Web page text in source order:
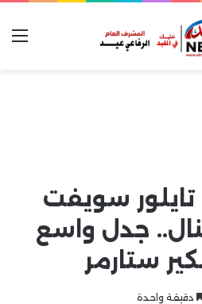
تايلور سويفت
جدل واسع
ستارمر
دقيقة واحدة